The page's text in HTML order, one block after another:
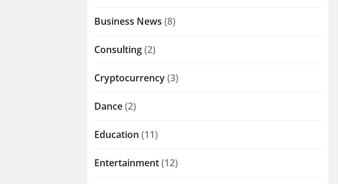
Business News (8)
Consulting(2)
Cryptocurrency(3)
Dance(2)
Education (11)
Entertainment(12)